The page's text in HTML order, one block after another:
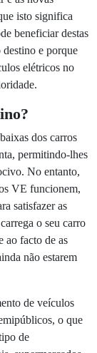
a aprovar
emissões.
de veículos
no aumento
e as
o que é que
e como
sobre o
de
seu parque de
baixas dos
os alimenta,
precisa de ser
que é
as